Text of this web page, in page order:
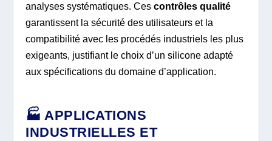
analyses systématiques. Cescontrôles qualité
garantissent la sécurité des utilisateurs et la
compatibilité avec les procédés industriels les plus
exigeants, justifiant le choix d’un silicone adapté
aux spécifications du domaine d’application.
🏭 APPLICATIONS
INDUSTRIELLES ET